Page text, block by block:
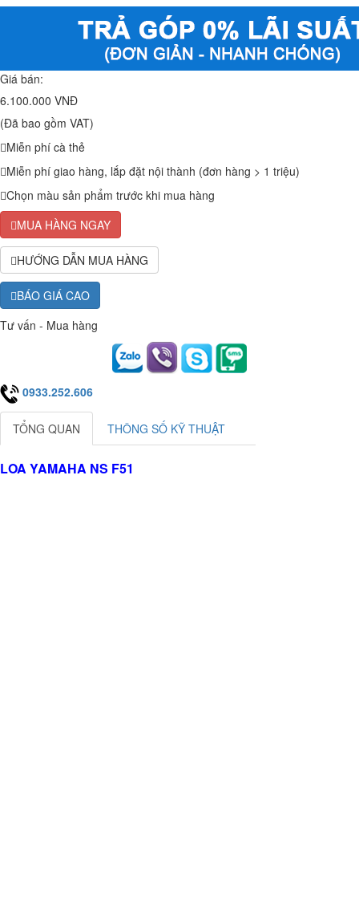
Giá bán:
6.100.000 VNĐ
(Đã bao gồm VAT)
Miễn phí cà thẻ
Miễn phí giao hàng, lắp đặt nội thành (đơn hàng > 1 triệu)
Chọn màu sản phẩm trước khi mua hàng
MUA HÀNG NGAY
HƯỚNG DẪN MUA HÀNG
BÁO GIÁ CAO
Tư vấn - Mua hàng
0933.252.606
TỔNG QUAN THÔNG SỐ KỸ THUẬT
LOA YAMAHA NS F51